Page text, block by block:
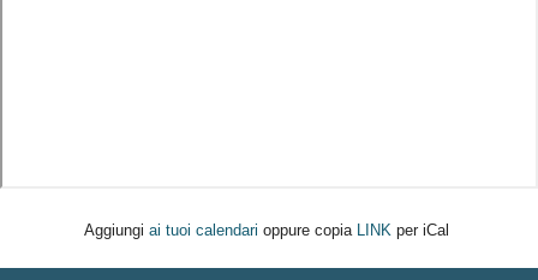
Aggiungi ai tuoi calendari oppure copia LINK per iCal